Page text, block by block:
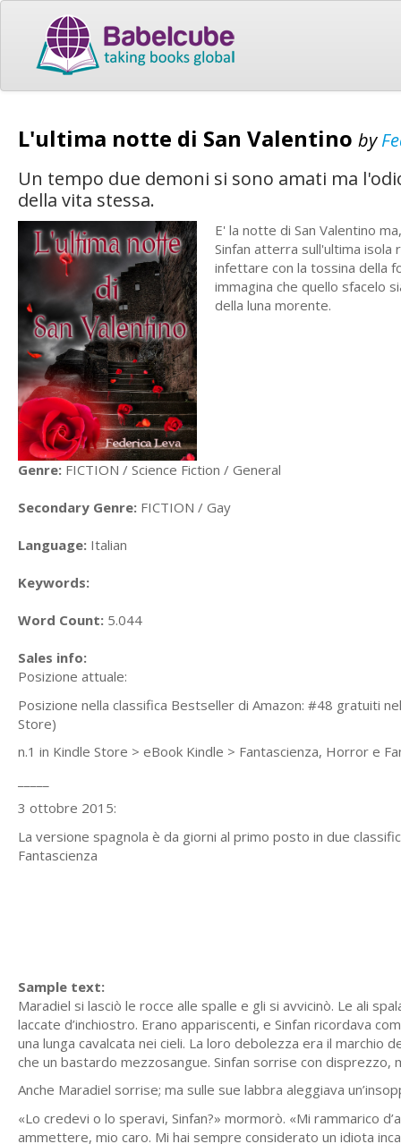
L'ultima notte di San Valentino by
Un tempo due demoni si sono amati ma
della vita stessa.
E' la notte di San Valentino
Sinfan atterra sull'ultima
infettare con la tossina della
immagina che quello sfacelo
della luna morente.
Genre: FICTION / Science Fiction / General
Secondary Genre: FICTION / Gay
Language: Italian
Keywords:
Word Count: 5.044
Sales info:
Posizione attuale:
Posizione nella classifica Bestseller di Amazon: #48 gratuiti
Store)
n.1 in Kindle Store > eBook Kindle > Fantascienza, Horror e
3 ottobre 2015:
La versione spagnola è da giorni al primo posto in due
Fantascienza
Sample text:
Maradiel si lasciò le rocce alle spalle e gli si avvicinò. Le ali
laccate d’inchiostro. Erano appariscenti, e Sinfan ricordava
una lunga cavalcata nei cieli. La loro debolezza era il marchio
che un bastardo mezzosangue. Sinfan sorrise con disprezzo,
Anche Maradiel sorrise; ma sulle sue labbra aleggiava
«Lo credevi o lo speravi, Sinfan?» mormorò. «Mi rammarico
ammettere, mio caro. Mi hai sempre considerato un idiota